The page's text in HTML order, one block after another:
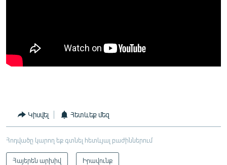
Կիսվել Հետևեք մեզ
Հոդվածը կարող եք գտնել հետևյալ բաժիններում
Հայերեն արխիվ Իրավունք